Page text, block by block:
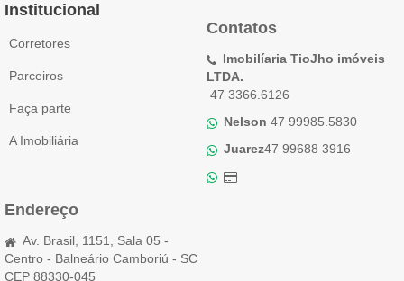
Institucional
Corretores
Parceiros
Faça parte
A Imobiliária
Contatos
Imobilíaria TioJho imóveis
LTDA.
47 3366.6126
Nelson 47 99985.5830
Juarez47 99688 3916
Endereço
Av. Brasil, 1151, Sala 05 -
Centro - Balneário Camboriú - SC
CEP 88330-045